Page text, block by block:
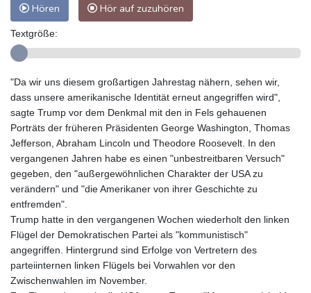
Hören Hör auf zuzuhören
Textgröße:
"Da wir uns diesem großartigen Jahrestag nähern, sehen wir,
dass unsere amerikanische Identität erneut angegriffen wird",
sagte Trump vor dem Denkmal mit den in Fels gehauenen
Porträts der früheren Präsidenten George Washington, Thomas
Jefferson, Abraham Lincoln und Theodore Roosevelt. In den
vergangenen Jahren habe es einen "unbestreitbaren Versuch"
gegeben, den "außergewöhnlichen Charakter der USA zu
verändern" und "die Amerikaner von ihrer Geschichte zu
entfremden".
Trump hatte in den vergangenen Wochen wiederholt den linken
Flügel der Demokratischen Partei als "kommunistisch"
angegriffen. Hintergrund sind Erfolge von Vertretern des
parteiinternen linken Flügels bei Vorwahlen vor den
Zwischenwahlen im November.